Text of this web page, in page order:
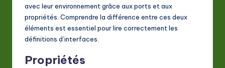
avec leur environnement grâce aux ports et aux
propriétés. Comprendre la différence entre ces deux
éléments est essentiel pour lire correctement les
définitions d’interfaces.
Propriétés